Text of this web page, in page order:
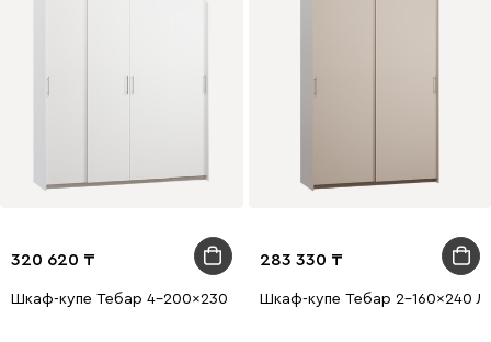
320 620
Шкаф-купе Тебар 4-200x230 Белый без зеркал
283 330
Шкаф-купе Тебар 2-160x240